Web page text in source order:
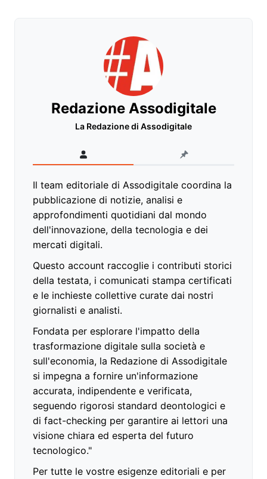
Redazione Assodigitale
La Redazione di Assodigitale
Il team editoriale di Assodigitale coordina la
pubblicazione di notizie, analisi e
approfondimenti quotidiani dal mondo
dell'innovazione, della tecnologia e dei
mercati digitali.
Questo account raccoglie i contributi storici
della testata, i comunicati stampa certificati
e le inchieste collettive curate dai nostri
giornalisti e analisti.
Fondata per esplorare l'impatto della
trasformazione digitale sulla società e
sull'economia, la Redazione di Assodigitale
si impegna a fornire un'informazione
accurata, indipendente e verificata,
seguendo rigorosi standard deontologici e
di fact-checking per garantire ai lettori una
visione chiara ed esperta del futuro
tecnologico."
Per tutte le vostre esigenze editoriali e per